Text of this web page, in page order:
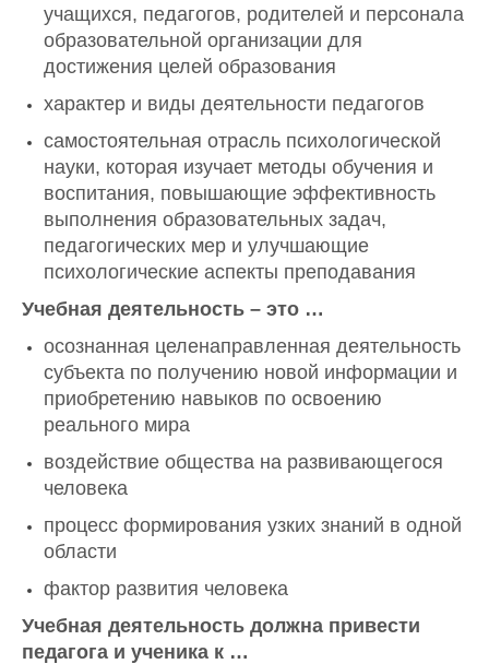
учащихся, педагогов, родителей и персонала
образовательной организации для
достижения целей образования
характер и виды деятельности педагогов
самостоятельная отрасль психологической
науки, которая изучает методы обучения и
воспитания, повышающие эффективность
выполнения образовательных задач,
педагогических мер и улучшающие
психологические аспекты преподавания
Учебная деятельность – это …
осознанная целенаправленная деятельность
субъекта по получению новой информации и
приобретению навыков по освоению
реального мира
воздействие общества на развивающегося
человека
процесс формирования узких знаний в одной
области
фактор развития человека
Учебная деятельность должна привести
педагога и ученика к …